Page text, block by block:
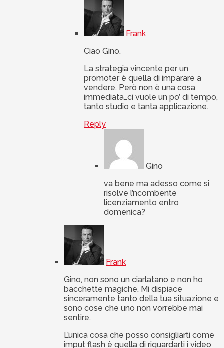
Frank
Ciao Gino.
La strategia vincente per un
promoter è quella di imparare a
vendere. Però non è una cosa
immediata…ci vuole un po’ di tempo,
tanto studio e tanta applicazione.
Reply
Gino
va bene ma adesso come si
risolve l’ncombente
licenziamento entro
domenica?
Frank
Gino, non sono un ciarlatano e non ho
bacchette magiche. Mi dispiace
sinceramente tanto della tua situazione e
sono cose che uno non vorrebbe mai
sentire.
L’unica cosa che posso consigliarti come
imput flash è quella di riguardarti i video